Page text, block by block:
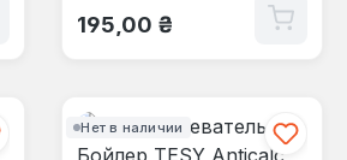
Обычная цена:
195,00 ₴
Нет в наличии